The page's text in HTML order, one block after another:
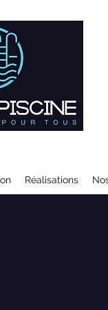
Réalisations